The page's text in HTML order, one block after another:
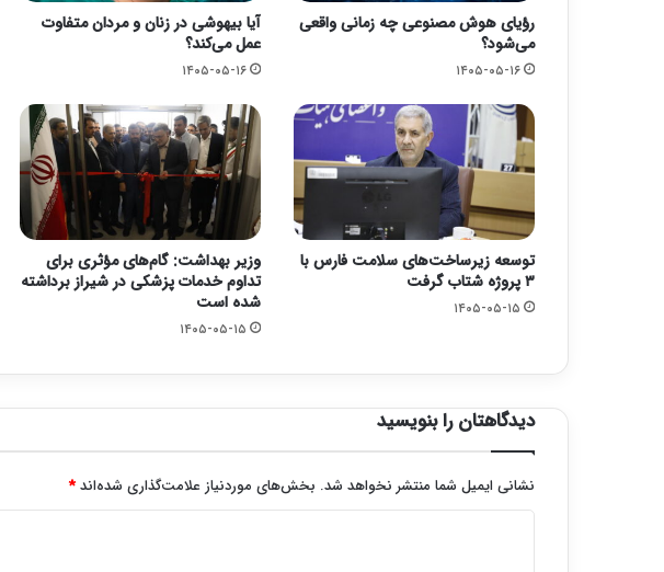
رؤیای هوش مصنوعی چه زمانی واقعی
می‌شود؟
۱۴۰۵-۰۵-۱۶
آیا بیهوشی در زنان و مردان متفاوت
عمل می‌کند؟
۱۴۰۵-۰۵-۱۶
توسعه زیرساخت‌های سلامت فارس با
۳ پروژه شتاب گرفت
۱۴۰۵-۰۵-۱۵
وزیر بهداشت: گام‌های مؤثری برای
تداوم خدمات پزشکی در شیراز برداشته
شده است
۱۴۰۵-۰۵-۱۵
دیدگاهتان را بنویسید
نشانی ایمیل شما منتشر نخواهد شد. بخش‌های موردنیاز علامت‌گذاری شده‌اند*